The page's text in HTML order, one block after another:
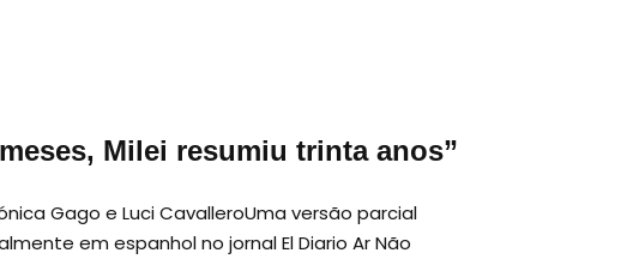
Milei resumiu trinta anos”
Gago e Luci CavalleroUma versão parcial
em espanhol no jornal El Diario Ar Não